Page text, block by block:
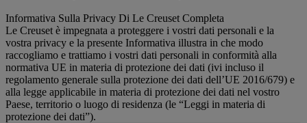
Informativa Sulla Privacy Di Le Creuset Completa
Le Creuset è impegnata a proteggere i vostri dati personali e la
vostra privacy e la presente Informativa illustra in che modo
raccogliamo e trattiamo i vostri dati personali in conformità alla
normativa UE in materia di protezione dei dati (ivi incluso il
regolamento generale sulla protezione dei dati dell’UE 2016/679) e
alla legge applicabile in materia di protezione dei dati nel vostro
Paese, territorio o luogo di residenza (le “Leggi in materia di
protezione dei dati”).